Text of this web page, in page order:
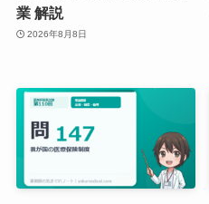
業 解説
2026年8月8日